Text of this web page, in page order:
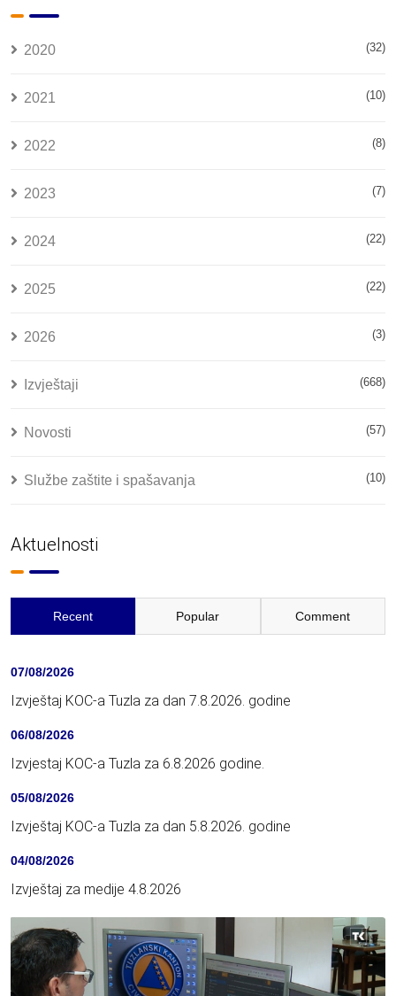
2020 (32)
2021 (10)
2022 (8)
2023 (7)
2024 (22)
2025 (22)
2026 (3)
Izvještaji (668)
Novosti (57)
Službe zaštite i spašavanja (10)
Aktuelnosti
Recent Popular Comment
07/08/2026
Izvještaj KOC-a Tuzla za dan 7.8.2026. godine
06/08/2026
Izvjestaj KOC-a Tuzla za 6.8.2026 godine.
05/08/2026
Izvještaj KOC-a Tuzla za dan 5.8.2026. godine
04/08/2026
Izvještaj za medije 4.8.2026